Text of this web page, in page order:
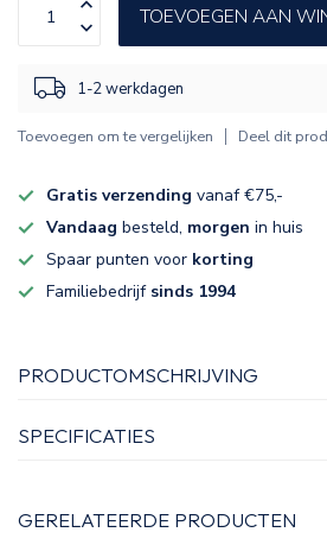
TOEVOEGEN AAN
1-2 werkdagen
Toevoegen om te vergelijken Deel dit
Gratis verzending vanaf €75,-
Vandaag besteld, morgen in huis
Spaar punten voor korting
Familiebedrijf sinds 1994
PRODUCTOMSCHRIJVING
SPECIFICATIES
GERELATEERDE PRODUCTEN